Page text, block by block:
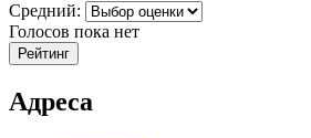
Средний:
Голосов пока нет
Адреса